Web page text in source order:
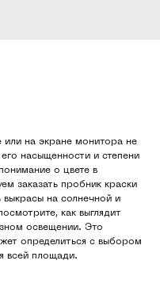
или на экране монитора не
насыщенности и степени
о цвете в
заказать пробник краски
выкрасы на солнечной и
как выглядит
освещении. Это
определиться с выбором
всей площади.